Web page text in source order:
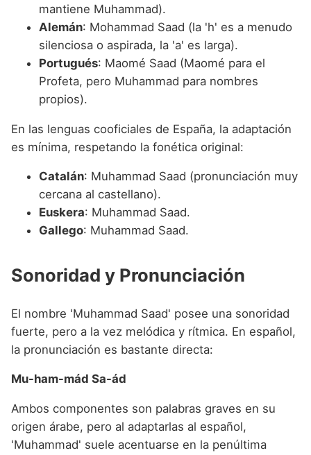
mantiene Muhammad).
Alemán: Mohammad Saad (la 'h' es a menudo
silenciosa o aspirada, la 'a' es larga).
Portugués: Maomé Saad (Maomé para el
Profeta, pero Muhammad para nombres
propios).
En las lenguas cooficiales de España, la adaptación
es mínima, respetando la fonética original:
Catalán: Muhammad Saad (pronunciación muy
cercana al castellano).
Euskera: Muhammad Saad.
Gallego: Muhammad Saad.
Sonoridad y Pronunciación
El nombre 'Muhammad Saad' posee una sonoridad
fuerte, pero a la vez melódica y rítmica. En español,
la pronunciación es bastante directa:
Mu-ham-mád Sa-ád
Ambos componentes son palabras graves en su
origen árabe, pero al adaptarlas al español,
'Muhammad' suele acentuarse en la penúltima